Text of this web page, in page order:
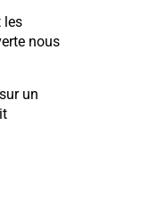
les
nous
un